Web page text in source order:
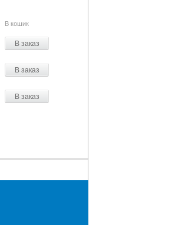
В кошик
В заказ
В заказ
В заказ